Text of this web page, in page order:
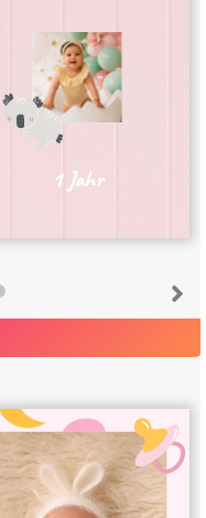
1 Jahr